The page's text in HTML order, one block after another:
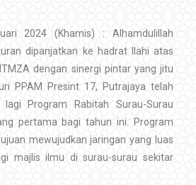
2024 (Khamis) : Alhamdulillah
dipanjatkan ke hadrat Ilahi atas
dengan sinergi pintar yang jitu
PPAM Presint 17, Putrajaya telah
lagi Program Rabitah Surau-Surau
pertama bagi tahun ini. Program
mewujudkan jaringan yang luas
majlis ilmu di surau-surau sekitar